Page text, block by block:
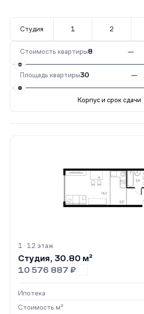
Студия 1 2
Стоимость квартиры8 —
Площадь квартиры30 —
Корпус и срок сдачи
135 кв.II кв. 2029
1 · 12 этаж
Студия, 30.80 м²
10 576 887 ₽
Ипотека
Стоимость м²